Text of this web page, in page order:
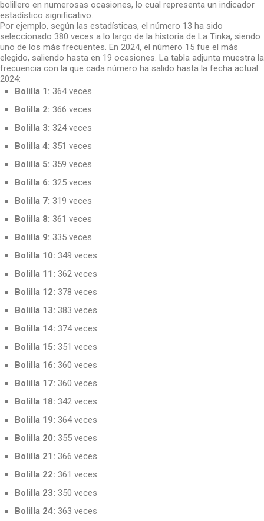
bolillero en numerosas ocasiones, lo cual representa un indicador
estadístico significativo.
Por ejemplo, según las estadísticas, el número 13 ha sido
seleccionado 380 veces a lo largo de la historia de La Tinka, siendo
uno de los más frecuentes. En 2024, el número 15 fue el más
elegido, saliendo hasta en 19 ocasiones. La tabla adjunta muestra la
frecuencia con la que cada número ha salido hasta la fecha actual
2024:
Bolilla 1: 364 veces
Bolilla 2: 366 veces
Bolilla 3: 324 veces
Bolilla 4: 351 veces
Bolilla 5: 359 veces
Bolilla 6: 325 veces
Bolilla 7: 319 veces
Bolilla 8: 361 veces
Bolilla 9: 335 veces
Bolilla 10: 349 veces
Bolilla 11: 362 veces
Bolilla 12: 378 veces
Bolilla 13: 383 veces
Bolilla 14: 374 veces
Bolilla 15: 351 veces
Bolilla 16: 360 veces
Bolilla 17: 360 veces
Bolilla 18: 342 veces
Bolilla 19: 364 veces
Bolilla 20: 355 veces
Bolilla 21: 366 veces
Bolilla 22: 361 veces
Bolilla 23: 350 veces
Bolilla 24: 363 veces